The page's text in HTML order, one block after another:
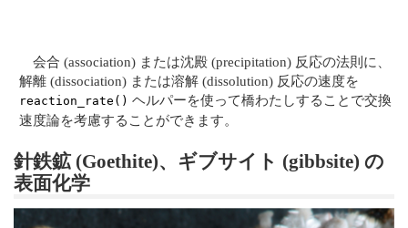
会合 (association) または沈殿 (precipitation) 反応の法則に、
解離 (dissociation) または溶解 (dissolution) 反応の速度を
reaction_rate() ヘルパーを使って橋わたしすることで交換
速度論を考慮することができます。
針鉄鉱 (Goethite)、ギブサイト (gibbsite) の
表面化学